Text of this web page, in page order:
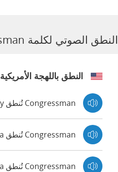
النطق الصوتي لكلمة Congressman
النطق باللهجة الأمريكية
Congressman تُنطق Ivy
Congressman تُنطق Joanna
Congressman تُنطق Kendra